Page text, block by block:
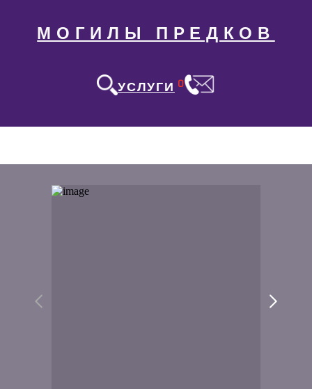
МОГИЛЫ ПРЕДКОВ
УСЛУГИ 0